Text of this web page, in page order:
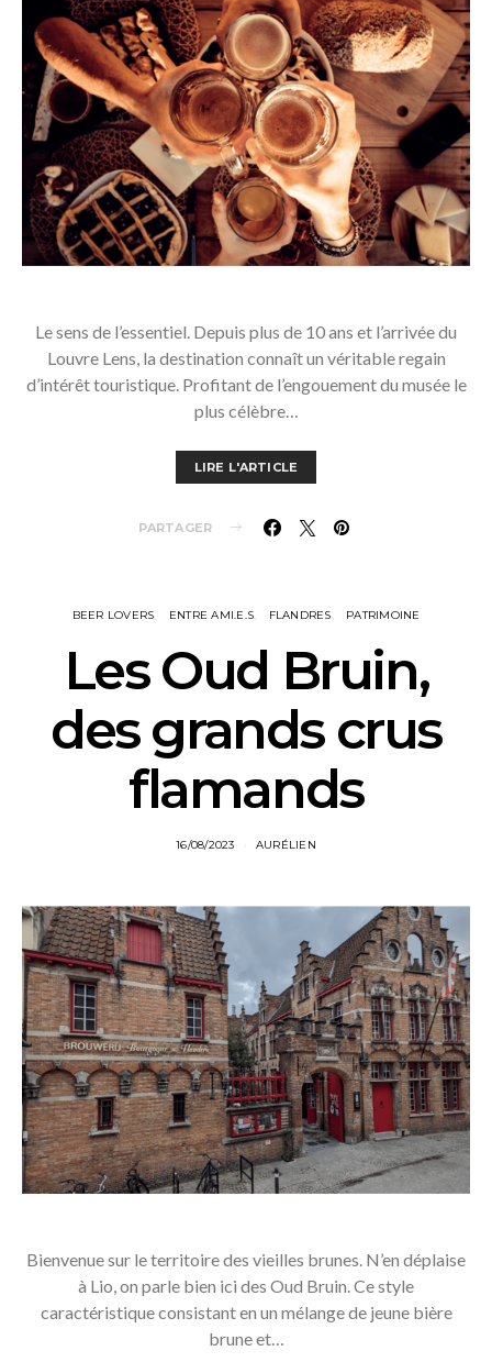
Le sens de l’essentiel. Depuis plus de 10 ans et l’arrivée du
Louvre Lens, la destination connaît un véritable regain
d’intérêt touristique. Profitant de l’engouement du musée le
plus célèbre…
LIRE L'ARTICLE
PARTAGER
BEER LOVERS ENTRE AMI.E.S FLANDRES PATRIMOINE
Les Oud Bruin,
des grands crus
flamands
16/08/2023 AURÉLIEN
Bienvenue sur le territoire des vieilles brunes. N’en déplaise
à Lio, on parle bien ici des Oud Bruin. Ce style
caractéristique consistant en un mélange de jeune bière
brune et…